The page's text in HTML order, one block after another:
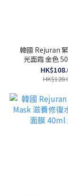
韓國 Rejuran
光面霜 金色
2027-